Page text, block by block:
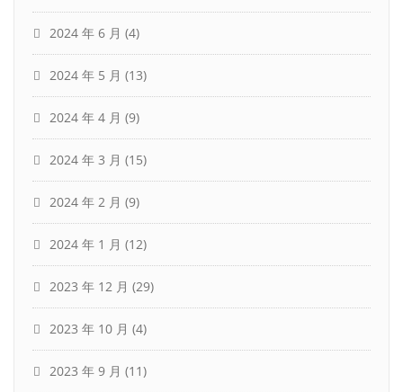
2024 年 6 月 (4)
2024 年 5 月 (13)
2024 年 4 月 (9)
2024 年 3 月 (15)
2024 年 2 月 (9)
2024 年 1 月 (12)
2023 年 12 月 (29)
2023 年 10 月 (4)
2023 年 9 月 (11)